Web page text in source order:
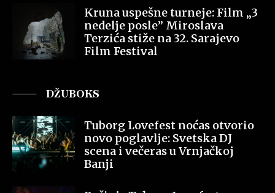
Kruna uspešne turneje: Film „3
nedelje posle” Miroslava
Terzića stiže na 32. Sarajevo
Film Festival
DŽUBOKS
Tuborg Lovefest noćas otvorio
novo poglavlje: Svetska DJ
scena i večeras u Vrnjačkoj
Banji